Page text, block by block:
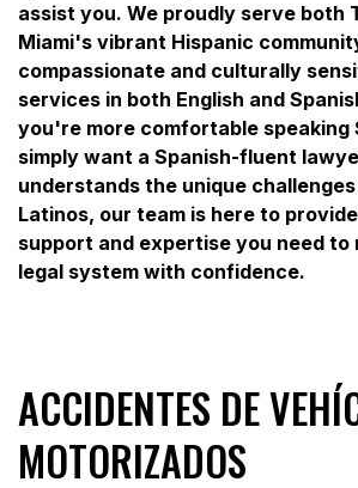
assist you. We proudly serve both
Miami's vibrant Hispanic
compassionate and culturally
services in both English and
you're more comfortable speaking
simply want a Spanish-fluent
understands the unique
Latinos, our team is here to
support and expertise you need to
legal system with confidence.
ACCIDENTES DE
MOTORIZADOS